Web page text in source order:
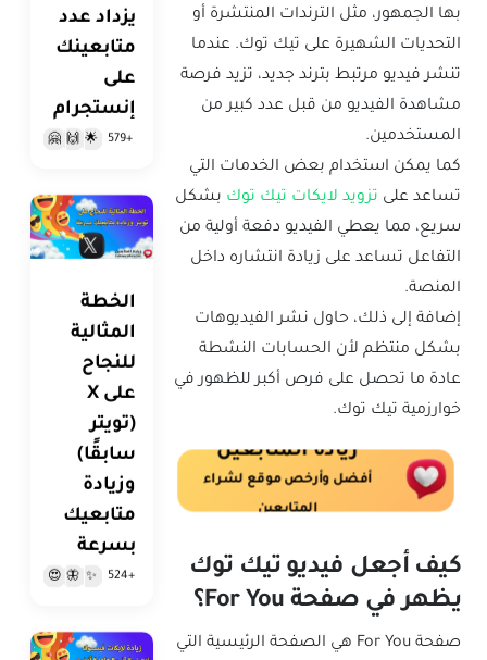
بها الجمهور، مثل الترندات المنتشرة أو
التحديات الشهيرة على تيك توك. عندما
تنشر فيديو مرتبط بترند جديد، تزيد فرصة
مشاهدة الفيديو من قبل عدد كبير من
المستخدمين.
كما يمكن استخدام بعض الخدمات التي
تساعد على تزويد لايكات تيك توك بشكل
سريع، مما يعطي الفيديو دفعة أولية من
التفاعل تساعد على زيادة انتشاره داخل
المنصة.
إضافة إلى ذلك، حاول نشر الفيديوهات
بشكل منتظم لأن الحسابات النشطة
عادة ما تحصل على فرص أكبر للظهور في
خوارزمية تيك توك.
زيادة المتابعين
أفضل وأرخص موقع لشراء
المتابعين
كيف أجعل فيديو تيك توك
يظهر في صفحة For You؟
صفحة For You هي الصفحة الرئيسية التي
يزداد عدد
متابعينك
على
إنستجرام
+579
🌟
🙌
🤗
الخطة
المثالية
للنجاح
على X
(تويتر
سابقًا)
وزيادة
متابعيك
بسرعة
+524
✨
🦋
😍